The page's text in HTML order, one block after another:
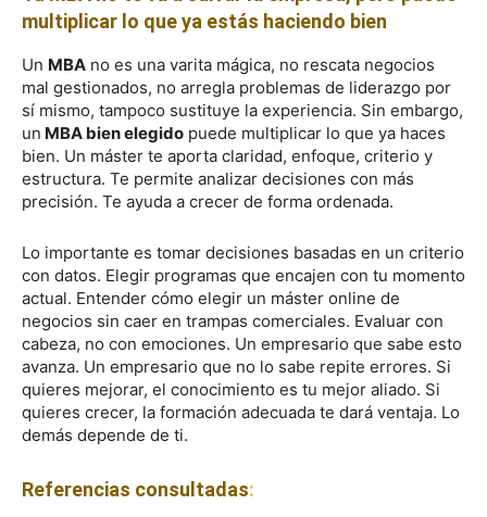
multiplicar lo que ya estás haciendo bien
Un MBA no es una varita mágica, no rescata negocios
mal gestionados, no arregla problemas de liderazgo por
sí mismo, tampoco sustituye la experiencia. Sin embargo,
un MBA bien elegido puede multiplicar lo que ya haces
bien. Un máster te aporta claridad, enfoque, criterio y
estructura. Te permite analizar decisiones con más
precisión. Te ayuda a crecer de forma ordenada.
Lo importante es tomar decisiones basadas en un criterio
con datos. Elegir programas que encajen con tu momento
actual. Entender cómo elegir un máster online de
negocios sin caer en trampas comerciales. Evaluar con
cabeza, no con emociones. Un empresario que sabe esto
avanza. Un empresario que no lo sabe repite errores. Si
quieres mejorar, el conocimiento es tu mejor aliado. Si
quieres crecer, la formación adecuada te dará ventaja. Lo
demás depende de ti.
Referencias consultadas: